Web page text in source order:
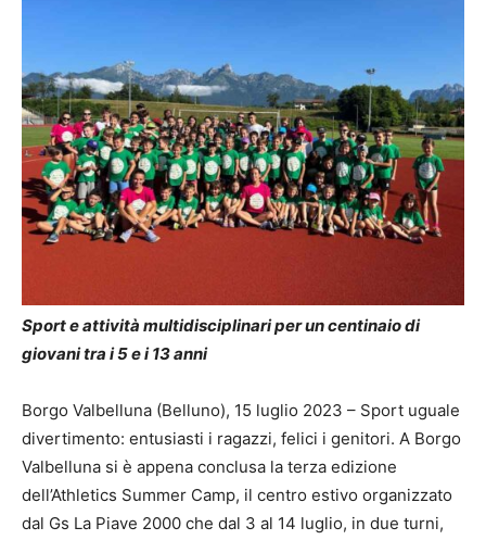
Sport e attività multidisciplinari per un centinaio di
giovani tra i 5 e i 13 anni
Borgo Valbelluna (Belluno), 15 luglio 2023 – Sport uguale
divertimento: entusiasti i ragazzi, felici i genitori. A Borgo
Valbelluna si è appena conclusa la terza edizione
dell’Athletics Summer Camp, il centro estivo organizzato
dal Gs La Piave 2000 che dal 3 al 14 luglio, in due turni,